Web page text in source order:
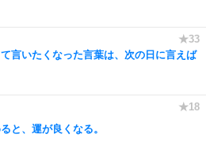
言いたくなった言葉は、次の日に言えば
と、運が良くなる。